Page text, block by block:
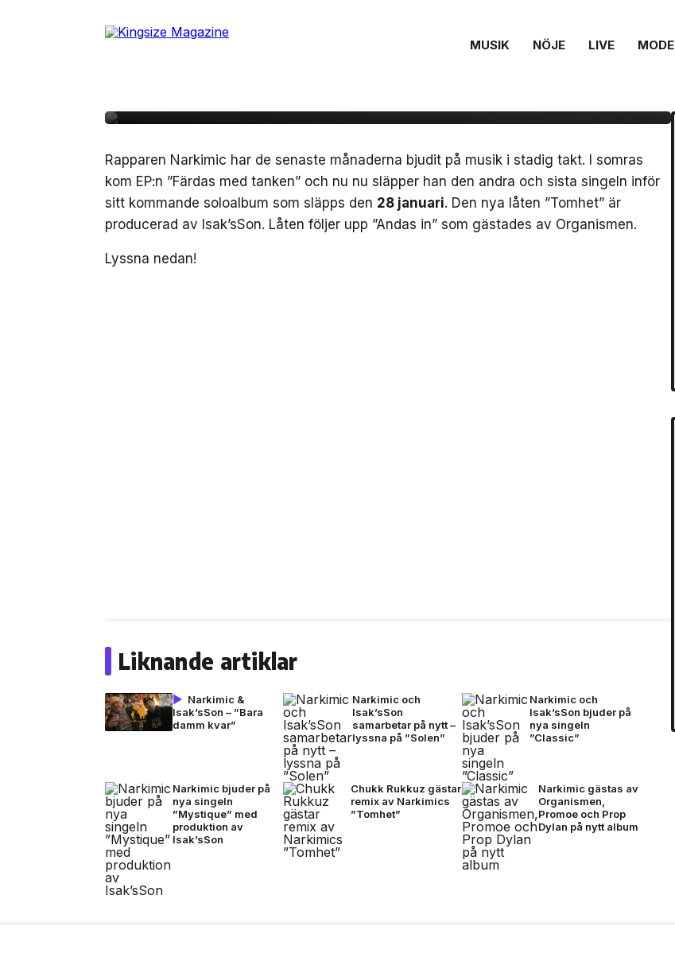
MUSIK NÖJE LIVE MODE
MUSIK 14 januari, 2022
Narkimic bjuder på ”Tomhet” – produktion
Rapparen Narkimic har de senaste månaderna bjudit på musik i stadig takt. I somras
kom EP:n ”Färdas med tanken” och nu nu släpper han den andra och sista singeln inför
sitt kommande soloalbum som släpps den 28 januari. Den nya låten ”Tomhet” är
producerad av Isak’sSon. Låten följer upp ”Andas in” som gästades av Organismen.
Lyssna nedan!
Liknande artiklar
Narkimic &
Isak’sSon – ”Bara
damm kvar”
Narkimic och
Isak’sSon
samarbetar på nytt –
lyssna på ”Solen”
Narkimic och
Isak’sSon bjuder på
nya singeln
”Classic”
Narkimic bjuder på
nya singeln
”Mystique” med
produktion av
Isak’sSon
Chukk Rukkuz gästar
remix av Narkimics
”Tomhet”
Narkimic gästas av
Organismen,
Promoe och Prop
Dylan på nytt album